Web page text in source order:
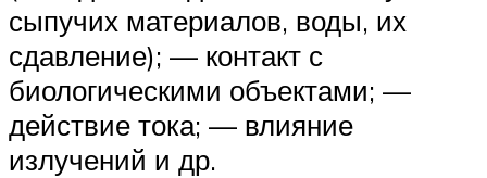
сыпучих материалов, воды, их
сдавление); — контакт с
биологическими объектами; —
действие тока; — влияние
излучений и др.